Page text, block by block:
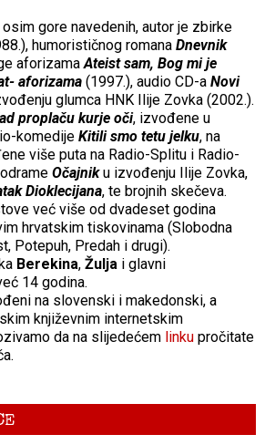
osim gore navedenih, autor je zbirke
humorističnog romana Dnevnik
aforizama Ateist sam, Bog mi je
aforizama (1997.), audio CD-a Novi
glumca HNK Ilije Zovka (2002.).
proplaču kurje oči, izvođene u
komedije Kitili smo tetu jelku, na
više puta na Radio-Splitu i Radio-
Očajniku izvođenju Ilije Zovka,
Dioklecijana, te brojnih skečeva.
već više od dvadeset godina
hrvatskim tiskovinama (Slobodna
Potepuh, Predah i drugi).
Berekina, Žulja i glavni
14 godina.
na slovenski i makedonski, a
književnim internetskim
da na slijedećem linku pročitate